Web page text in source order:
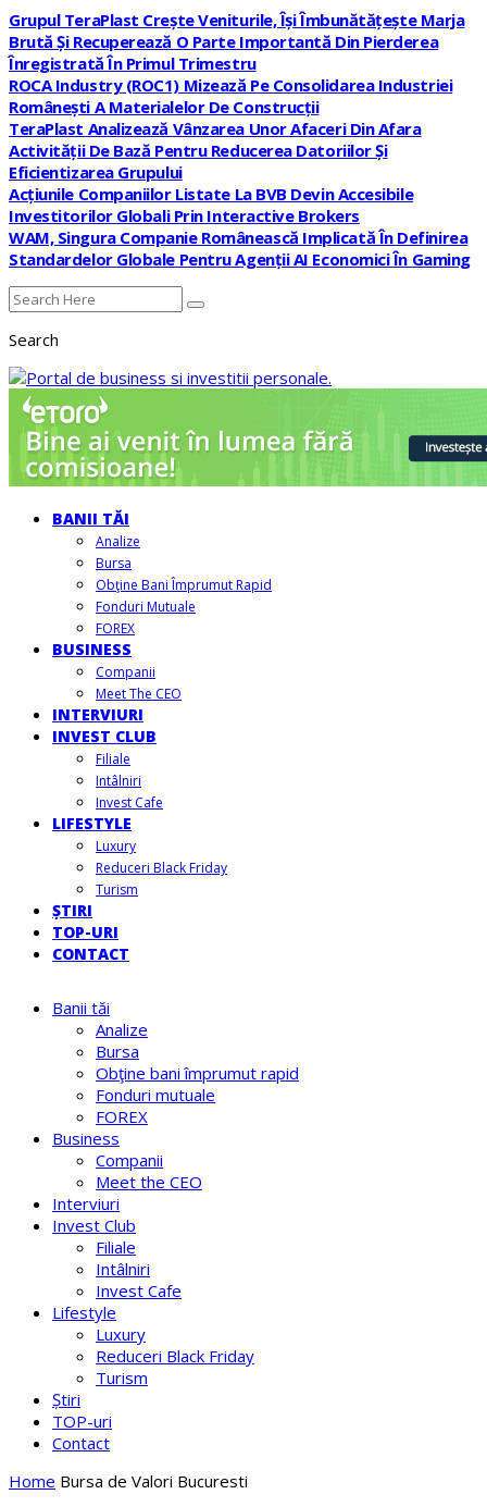
Grupul TeraPlast Crește Veniturile, Își Îmbunătățește Marja
Brută Și Recuperează O Parte Importantă Din Pierderea
Înregistrată În Primul Trimestru
ROCA Industry (ROC1) Mizează Pe Consolidarea Industriei
Românești A Materialelor De Construcții
TeraPlast Analizează Vânzarea Unor Afaceri Din Afara
Activității De Bază Pentru Reducerea Datoriilor Și
Eficientizarea Grupului
Acțiunile Companiilor Listate La BVB Devin Accesibile
Investitorilor Globali Prin Interactive Brokers
WAM, Singura Companie Românească Implicată În Definirea
Standardelor Globale Pentru Agenții AI Economici În Gaming
Search
BANII TĂI
Analize
Bursa
Obţine Bani Împrumut Rapid
Fonduri Mutuale
FOREX
BUSINESS
Companii
Meet The CEO
INTERVIURI
INVEST CLUB
Filiale
Intâlniri
Invest Cafe
LIFESTYLE
Luxury
Reduceri Black Friday
Turism
ȘTIRI
TOP-URI
CONTACT
Banii tăi
Analize
Bursa
Obţine bani împrumut rapid
Fonduri mutuale
FOREX
Business
Companii
Meet the CEO
Interviuri
Invest Club
Filiale
Intâlniri
Invest Cafe
Lifestyle
Luxury
Reduceri Black Friday
Turism
Știri
TOP-uri
Contact
Home Bursa de Valori Bucuresti